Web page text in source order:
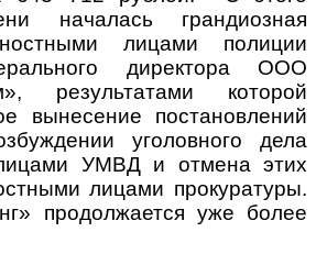
началась грандиозная
лицами полиции
директора ООО
результатами которой
вынесение постановлений
уголовного дела
УМВД и отмена этих
лицами прокуратуры.
продолжается уже более